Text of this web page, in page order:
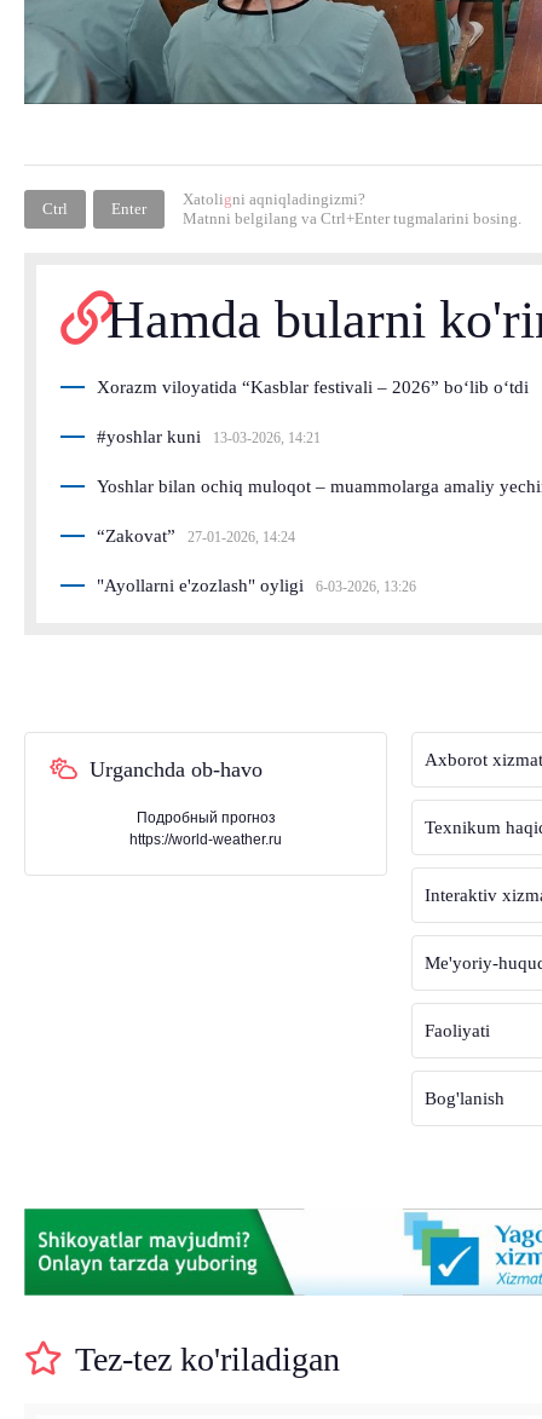
Ctrl Enter
Xatoligni aqniqladingizmi?
Matnni belgilang va Ctrl+Enter tugmalarini bosing.
Hamda bularni
Xorazm viloyatida “Kasblar festivali – 2026” bo‘lib o‘tdi
#yoshlar kuni 13-03-2026, 14:21
Yoshlar bilan ochiq muloqot – muammolarga amaliy
“Zakovat” 27-01-2026, 14:24
"Ayollarni e'zozlash" oyligi 6-03-2026, 13:26
Urganchda ob-havo
Подробный прогноз
https://world-weather.ru
Axborot
Texnikum
Interaktiv
Me'yoriy-
Faoliyati
Bog'lanish
Tez-tez ko'riladigan